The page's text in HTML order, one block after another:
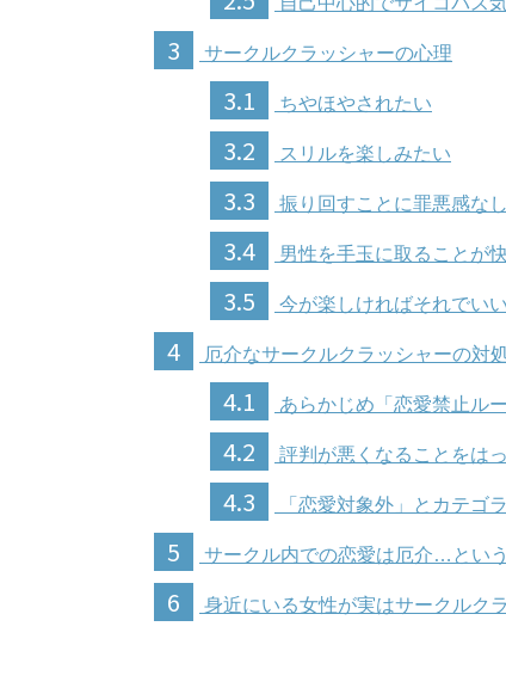
3 サークルクラッシャーの心理
3.1 ちやほやされたい
3.2 スリルを楽しみたい
3.3 振り回すことに罪悪感なし
3.4 男性を手玉に取ることが
3.5 今が楽しければそれでいい
4 厄介なサークルクラッシャーの対
4.1 あらかじめ「恋愛禁止ル
4.2 評判が悪くなることをは
4.3 「恋愛対象外」とカテゴ
5 サークル内での恋愛は厄介…とい
6 身近にいる女性が実はサークルク